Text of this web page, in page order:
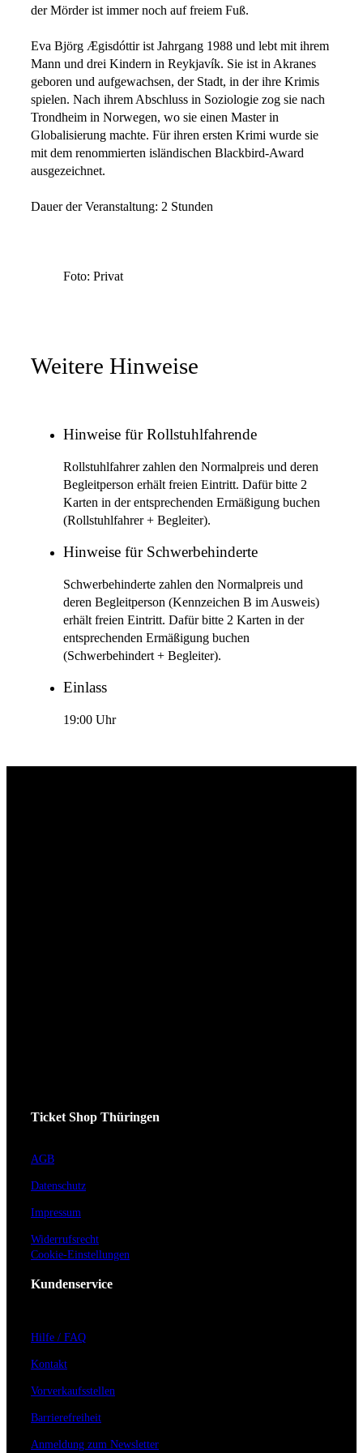
der Mörder ist immer noch auf freiem Fuß.
Eva Björg Ægisdóttir ist Jahrgang 1988 und lebt mit ihrem
Mann und drei Kindern in Reykjavík. Sie ist in Akranes
geboren und aufgewachsen, der Stadt, in der ihre Krimis
spielen. Nach ihrem Abschluss in Soziologie zog sie nach
Trondheim in Norwegen, wo sie einen Master in
Globalisierung machte. Für ihren ersten Krimi wurde sie
mit dem renommierten isländischen Blackbird-Award
ausgezeichnet.
Dauer der Veranstaltung: 2 Stunden
Foto: Privat
Weitere Hinweise
Hinweise für Rollstuhlfahrende
Rollstuhlfahrer zahlen den Normalpreis und deren
Begleitperson erhält freien Eintritt. Dafür bitte 2
Karten in der entsprechenden Ermäßigung buchen
(Rollstuhlfahrer + Begleiter).
Hinweise für Schwerbehinderte
Schwerbehinderte zahlen den Normalpreis und
deren Begleitperson (Kennzeichen B im Ausweis)
erhält freien Eintritt. Dafür bitte 2 Karten in der
entsprechenden Ermäßigung buchen
(Schwerbehindert + Begleiter).
Einlass
19:00 Uhr
Ticket Shop Thüringen
AGB
Datenschutz
Impressum
Widerrufsrecht
Cookie-Einstellungen
Kundenservice
Hilfe / FAQ
Kontakt
Vorverkaufsstellen
Barrierefreiheit
Anmeldung zum Newsletter